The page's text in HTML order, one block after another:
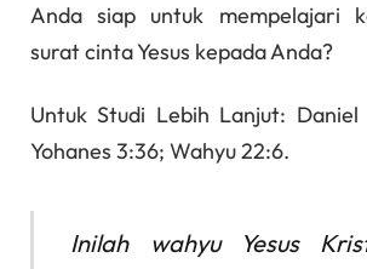
Anda siap untuk mempelajari
surat cinta Yesus kepada Anda?
Untuk Studi Lebih Lanjut: Daniel
Yohanes 3:36; Wahyu 22:6.
Inilah wahyu Yesus